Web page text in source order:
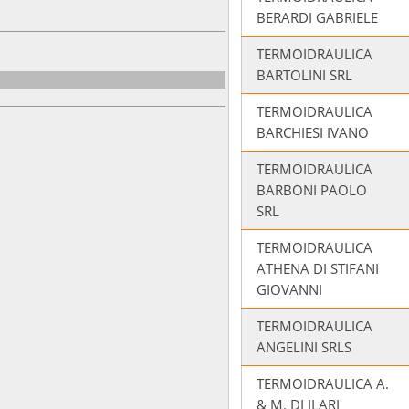
BERARDI GABRIELE
TERMOIDRAULICA
BARTOLINI SRL
TERMOIDRAULICA
BARCHIESI IVANO
TERMOIDRAULICA
BARBONI PAOLO
SRL
TERMOIDRAULICA
ATHENA DI STIFANI
GIOVANNI
TERMOIDRAULICA
ANGELINI SRLS
TERMOIDRAULICA A.
& M. DI ILARI